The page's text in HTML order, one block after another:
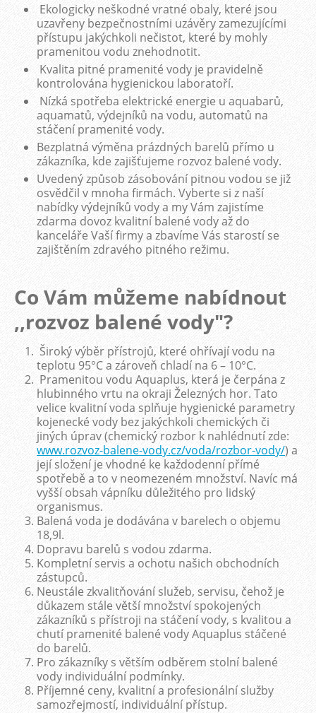
Ekologicky neškodné vratné obaly, které jsou
uzavřeny bezpečnostními uzávěry zamezujícími
přístupu jakýchkoli nečistot, které by mohly
pramenitou vodu znehodnotit.
Kvalita pitné pramenité vody je pravidelně
kontrolována hygienickou laboratoří.
Nízká spotřeba elektrické energie u aquabarů,
aquamatů, výdejníků na vodu, automatů na
stáčení pramenité vody.
Bezplatná výměna prázdných barelů přímo u
zákazníka, kde zajišťujeme rozvoz balené vody.
Uvedený způsob zásobování pitnou vodou se již
osvědčil v mnoha firmách. Vyberte si z naší
nabídky výdejníků vody a my Vám zajistíme
zdarma dovoz kvalitní balené vody až do
kanceláře Vaší firmy a zbavíme Vás starostí se
zajištěním zdravého pitného režimu.
Co Vám můžeme nabídnout
,,rozvoz balené vody"?
Široký výběr přístrojů, které ohřívají vodu na
teplotu 95°C a zároveň chladí na 6 – 10°C.
Pramenitou vodu Aquaplus, která je čerpána z
hlubinného vrtu na okraji Železných hor. Tato
velice kvalitní voda splňuje hygienické parametry
kojenecké vody bez jakýchkoli chemických či
jiných úprav (chemický rozbor k nahlédnutí zde:
www.rozvoz-balene-vody.cz/voda/rozbor-vody/) a
její složení je vhodné ke každodenní přímé
spotřebě a to v neomezeném množství. Navíc má
vyšší obsah vápníku důležitého pro lidský
organismus.
Balená voda je dodávána v barelech o objemu
18,9l.
Dopravu barelů s vodou zdarma.
Kompletní servis a ochotu našich obchodních
zástupců.
Neustále zkvalitňování služeb, servisu, čehož je
důkazem stále větší množství spokojených
zákazníků s přístroji na stáčení vody, s kvalitou a
chutí pramenité balené vody Aquaplus stáčené
do barelů.
Pro zákazníky s větším odběrem stolní balené
vody individuální podmínky.
Příjemné ceny, kvalitní a profesionální služby
samozřejmostí, individuální přístup.